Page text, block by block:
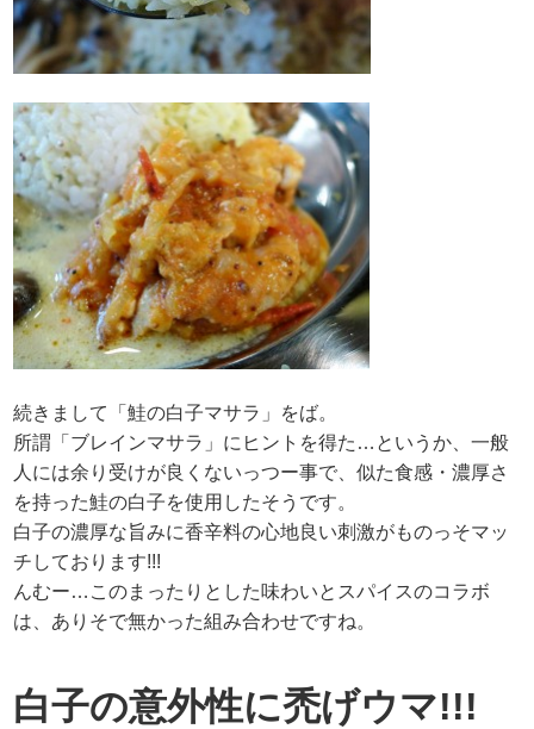
続きまして「鮭の白子マサラ」をば。
所謂「ブレインマサラ」にヒントを得た…というか、一般
人には余り受けが良くないっつー事で、似た食感・濃厚さ
を持った鮭の白子を使用したそうです。
白子の濃厚な旨みに香辛料の心地良い刺激がものっそマッ
チしております!!!
んむー…このまったりとした味わいとスパイスのコラボ
は、ありそで無かった組み合わせですね。
白子の意外性に禿げウマ!!!